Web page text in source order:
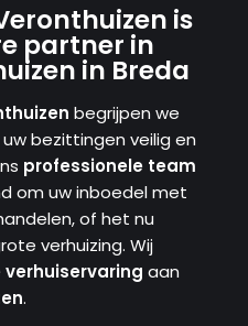
is
partner in
in Breda
begrijpen we
bezittingen veilig en
professionele team
om uw inboedel met
of het nu
verhuizing. Wij
verhuiservaring aan
.